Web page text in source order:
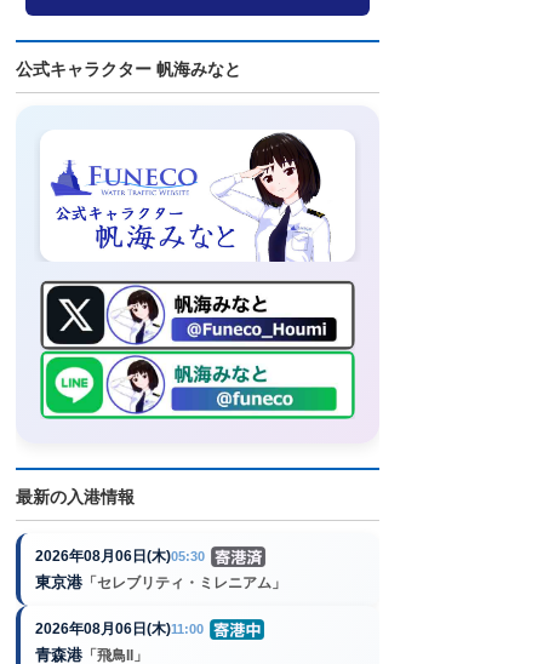
公式キャラクター 帆海みなと
最新の入港情報
2026年08月06日(木)05:30
東京港 「セレブリティ・ミレニアム」
2026年08月06日(木)11:00
青森港 「飛鳥II」